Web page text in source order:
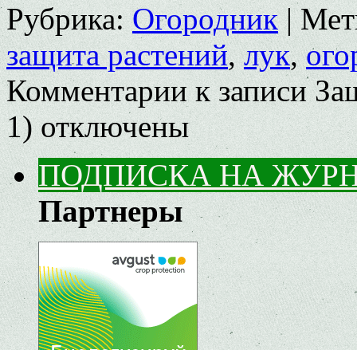
Рубрика: Огородник |
защита растений,лук,
Комментариик записи
1)отключены
ПОДПИСКА НА
Партнеры